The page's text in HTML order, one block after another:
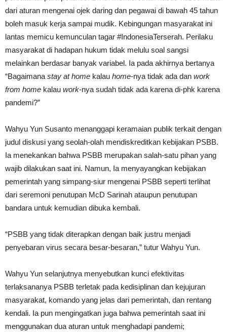
dari aturan mengenai ojek daring dan pegawai di bawah 45 tahun
boleh masuk kerja sampai mudik. Kebingungan masyarakat ini
lantas memicu kemunculan tagar #IndonesiaTerserah. Perilaku
masyarakat di hadapan hukum tidak melulu soal sangsi
melainkan berdasar banyak variabel. Ia pada akhirnya bertanya
“Bagaimana stay at home kalau home-nya tidak ada dan work
from home kalau work-nya sudah tidak ada karena di-phk karena
pandemi?”
Wahyu Yun Susanto menanggapi keramaian publik terkait dengan
judul diskusi yang seolah-olah mendiskreditkan kebijakan PSBB.
Ia menekankan bahwa PSBB merupakan salah-satu pihan yang
wajib dilakukan saat ini. Namun, Ia menyayangkan kebijakan
pemerintah yang simpang-siur mengenai PSBB seperti terlihat
dari seremoni penutupan McD Sarinah ataupun penutupan
bandara untuk kemudian dibuka kembali.
“PSBB yang tidak diterapkan dengan baik justru menjadi
penyebaran virus secara besar-besaran,” tutur Wahyu Yun.
Wahyu Yun selanjutnya menyebutkan kunci efektivitas
terlaksananya PSBB terletak pada kedisiplinan dan kejujuran
masyarakat, komando yang jelas dari pemerintah, dan rentang
kendali. Ia pun mengingatkan juga bahwa pemerintah saat ini
menggunakan dua aturan untuk menghadapi pandemi;